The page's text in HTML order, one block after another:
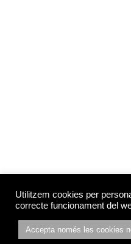
Utilitzem cookies per
correcte funcionament del
Accepta només les cookies